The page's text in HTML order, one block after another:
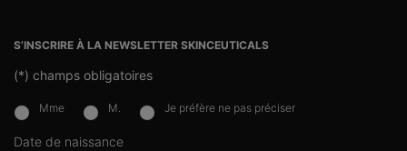
S’INSCRIRE À LA NEWSLETTER SKINCEUTICALS
(*) champs obligatoires
newslettersignup.title.legend
Mme M. Je préfère ne pas préciser
Date de naissance